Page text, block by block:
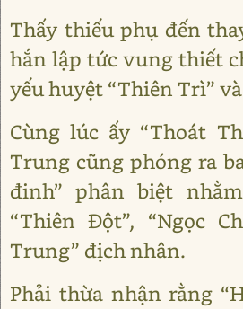
Thấy thiếu phụ đến
hắn lập tức vung thiết
yếu huyệt “Thiên Trì”
Cùng lúc ấy “Thoát
Trung cũng phóng ra
đinh” phân biệt
“Thiên Đột”, “Ngọc
Trung” địch nhân.
Phải thừa nhận rằng